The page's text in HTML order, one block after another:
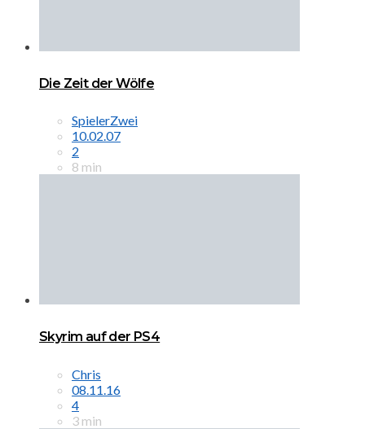
Die Zeit der Wölfe
SpielerZwei
10.02.07
2
8 min
Skyrim auf der PS4
Chris
08.11.16
4
3 min